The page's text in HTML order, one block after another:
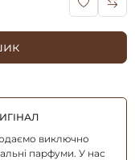
виключно
парфуми. У нас